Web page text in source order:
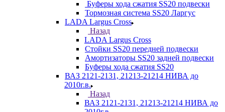
Буферы хода сжатия SS20 подвески
Тормозная система SS20 Ларгус
LADA Largus Cross
Назад
LADA Largus Cross
Стойки SS20 передней подвески
Амортизаторы SS20 задней подвески
Буферы хода сжатия SS20
ВАЗ 2121-2131, 21213-21214 НИВА до
2010г.в.
Назад
ВАЗ 2121-2131, 21213-21214 НИВА до